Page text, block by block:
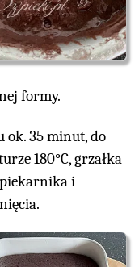
formy.
35 minut, do
180°C, grzałka
piekarnika i